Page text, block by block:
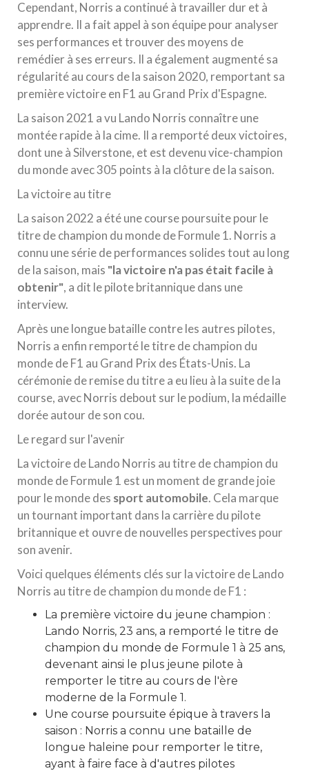
Cependant, Norris a continué à travailler dur et à
apprendre. Il a fait appel à son équipe pour analyser
ses performances et trouver des moyens de
remédier à ses erreurs. Il a également augmenté sa
régularité au cours de la saison 2020, remportant sa
première victoire en F1 au Grand Prix d'Espagne.
La saison 2021 a vu Lando Norris connaître une
montée rapide à la cime. Il a remporté deux victoires,
dont une à Silverstone, et est devenu vice-champion
du monde avec 305 points à la clôture de la saison.
La victoire au titre
La saison 2022 a été une course poursuite pour le
titre de champion du monde de Formule 1. Norris a
connu une série de performances solides tout au long
de la saison, mais "la victoire n'a pas était facile à
obtenir", a dit le pilote britannique dans une
interview.
Après une longue bataille contre les autres pilotes,
Norris a enfin remporté le titre de champion du
monde de F1 au Grand Prix des États-Unis. La
cérémonie de remise du titre a eu lieu à la suite de la
course, avec Norris debout sur le podium, la médaille
dorée autour de son cou.
Le regard sur l'avenir
La victoire de Lando Norris au titre de champion du
monde de Formule 1 est un moment de grande joie
pour le monde des sport automobile. Cela marque
un tournant important dans la carrière du pilote
britannique et ouvre de nouvelles perspectives pour
son avenir.
Voici quelques éléments clés sur la victoire de Lando
Norris au titre de champion du monde de F1 :
La première victoire du jeune champion :
Lando Norris, 23 ans, a remporté le titre de
champion du monde de Formule 1 à 25 ans,
devenant ainsi le plus jeune pilote à
remporter le titre au cours de l'ère
moderne de la Formule 1.
Une course poursuite épique à travers la
saison : Norris a connu une bataille de
longue haleine pour remporter le titre,
ayant à faire face à d'autres pilotes